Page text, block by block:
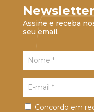
Newsletter
Assine e receba
seu email.
Concordo em